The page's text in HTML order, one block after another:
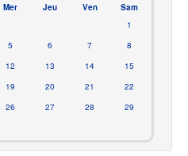
Mer Jeu Ven
Sam
1
5 6 7
8
12 13 14
15
19 20 21
22
26 27 28
29